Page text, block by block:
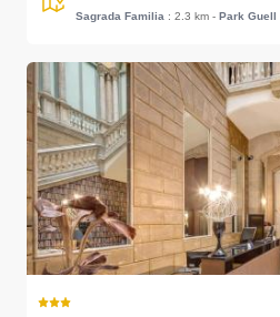
Sagrada Familia : 2.3 km - Park Guell